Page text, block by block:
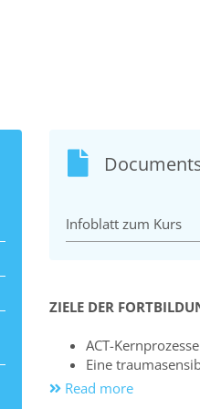
Infoblatt zum Kurs
ZIELE DER
ACT-
Eine
integriert
Read more